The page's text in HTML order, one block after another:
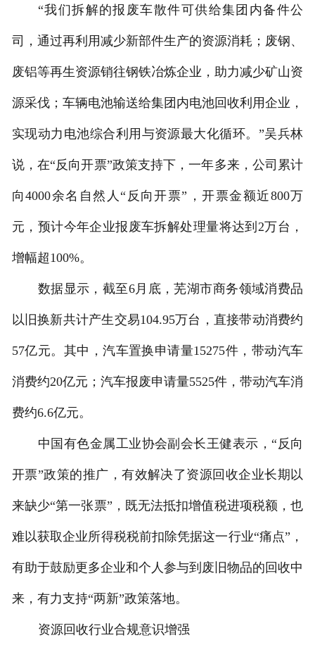
“我们拆解的报废车散件可供给集团内备件公
司，通过再利用减少新部件生产的资源消耗；废钢、
废铝等再生资源销往钢铁冶炼企业，助力减少矿山资
源采伐；车辆电池输送给集团内电池回收利用企业，
实现动力电池综合利用与资源最大化循环。”吴兵林
说，在“反向开票”政策支持下，一年多来，公司累计
向4000余名自然人“反向开票”，开票金额近800万
元，预计今年企业报废车拆解处理量将达到2万台，
增幅超100%。
数据显示，截至6月底，芜湖市商务领域消费品
以旧换新共计产生交易104.95万台，直接带动消费约
57亿元。其中，汽车置换申请量15275件，带动汽车
消费约20亿元；汽车报废申请量5525件，带动汽车消
费约6.6亿元。
中国有色金属工业协会副会长王健表示，“反向
开票”政策的推广，有效解决了资源回收企业长期以
来缺少“第一张票”，既无法抵扣增值税进项税额，也
难以获取企业所得税税前扣除凭据这一行业“痛点”，
有助于鼓励更多企业和个人参与到废旧物品的回收中
来，有力支持“两新”政策落地。
资源回收行业合规意识增强